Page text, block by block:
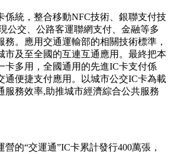
係統，整合移動NFC技術、銀聯支付技
公交、公路客運聯網支付、金融等多
務。應用交通運輸部的相關技術標準，
市及至全國的互連互通應用。最終把本
卡多用，全國通用的先進IC卡支付係
通便捷支付應用。以城市公交IC卡為載
服務效率,助推城市經濟綜合公共服務
的“交運通”IC卡累計發行400萬張，